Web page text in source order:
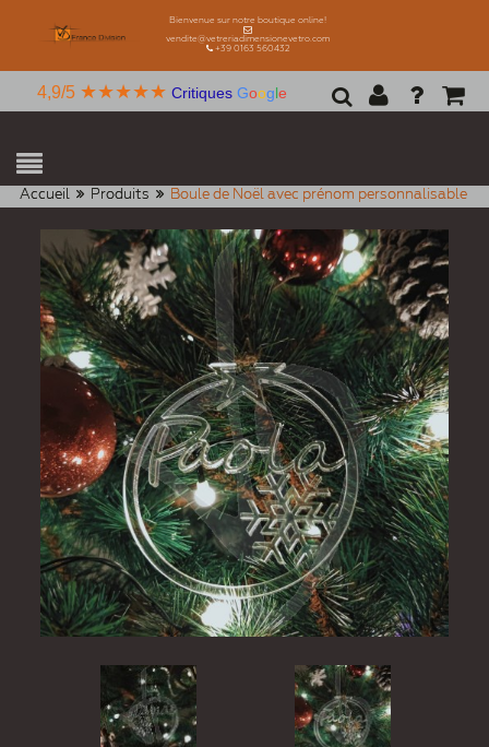
Bienvenue sur notre boutique online!
vendite@vetreriadimensionevetro.com
+39 0163 560432
4,9/5 ★★★★★ Critiques Google
Accueil Produits Boule de Noël avec prénom personnalisable